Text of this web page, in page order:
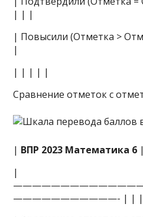
| | |
| Повысили (Отметка >
|
| | | | |
Сравнение отметок с
| ВПР 2023 Математика 6
|
———————————- | | |